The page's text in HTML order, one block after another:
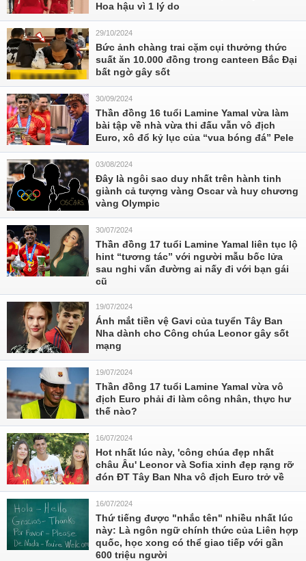
Hoa hậu vì 1 lý do
29/10/2024
Bức ảnh chàng trai cặm cụi thưởng thức
suất ăn 10.000 đồng trong canteen Bắc Đại
bất ngờ gây sốt
30/09/2024
Thần đồng 16 tuổi Lamine Yamal vừa làm
bài tập về nhà vừa thi đấu vẫn vô địch
Euro, xô đổ kỷ lục của “vua bóng đá” Pele
03/08/2024
Đây là ngôi sao duy nhất trên hành tinh
giành cả tượng vàng Oscar và huy chương
vàng Olympic
30/07/2024
Thần đồng 17 tuổi Lamine Yamal liên tục lộ
hint “tương tác” với người mẫu bốc lửa
sau nghi vấn đường ai nấy đi với bạn gái
cũ
19/07/2024
Ánh mắt tiền vệ Gavi của tuyển Tây Ban
Nha dành cho Công chúa Leonor gây sốt
mạng
19/07/2024
Thần đồng 17 tuổi Lamine Yamal vừa vô
địch Euro phải đi làm công nhân, thực hư
thế nào?
16/07/2024
Hot nhất lúc này, 'công chúa đẹp nhất
châu Âu' Leonor và Sofia xinh đẹp rạng rỡ
đón ĐT Tây Ban Nha vô địch Euro trở về
16/07/2024
Thứ tiếng được "nhắc tên" nhiều nhất lúc
này: Là ngôn ngữ chính thức của Liên hợp
quốc, học xong có thể giao tiếp với gần
600 triệu người